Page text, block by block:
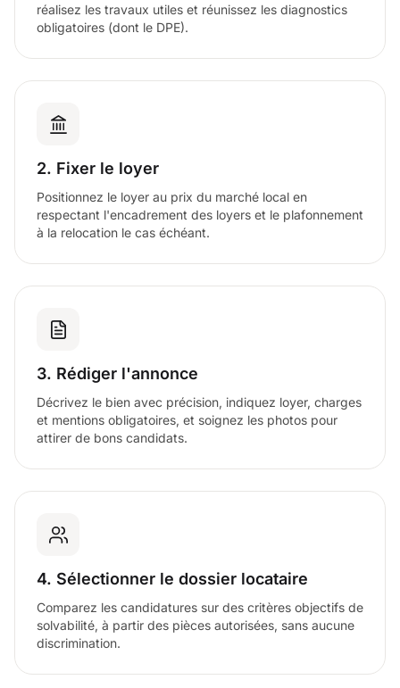
réalisez les travaux utiles et réunissez les diagnostics
obligatoires (dont le DPE).
2. Fixer le loyer
Positionnez le loyer au prix du marché local en
respectant l'encadrement des loyers et le plafonnement
à la relocation le cas échéant.
3. Rédiger l'annonce
Décrivez le bien avec précision, indiquez loyer, charges
et mentions obligatoires, et soignez les photos pour
attirer de bons candidats.
4. Sélectionner le dossier locataire
Comparez les candidatures sur des critères objectifs de
solvabilité, à partir des pièces autorisées, sans aucune
discrimination.